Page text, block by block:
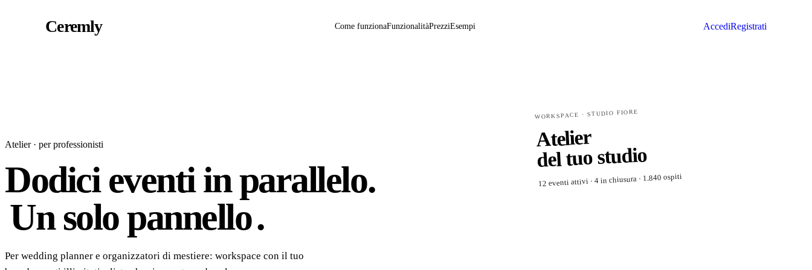
Ceremly Come funzionaFunzionalitàPrezziEsempi AccediRegistrati
Atelier · per professionisti
Dodici eventi in parallelo.
Un solo pannello.
Per wedding planner e organizzatori di mestiere: workspace con il tuo
WORKSPACE · STUDIO FIORE
Atelier
del tuo studio
12 eventi attivi · 4 in chiusura · 1.840 ospiti